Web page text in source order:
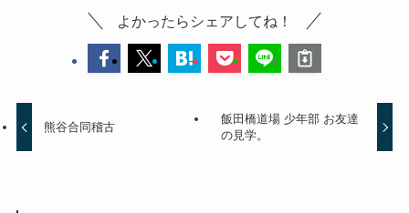
よかったらシェアしてね！
熊谷合同稽古
飯田橋道場 少年部 お友達
の見学。